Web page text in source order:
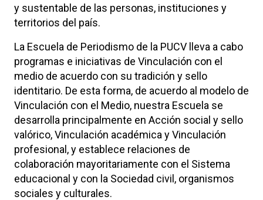
y sustentable de las personas, instituciones y
territorios del país.
La Escuela de Periodismo de la PUCV lleva a cabo
programas e iniciativas de Vinculación con el
medio de acuerdo con su tradición y sello
identitario. De esta forma, de acuerdo al modelo de
Vinculación con el Medio, nuestra Escuela se
desarrolla principalmente en Acción social y sello
valórico, Vinculación académica y Vinculación
profesional, y establece relaciones de
colaboración mayoritariamente con el Sistema
educacional y con la Sociedad civil, organismos
sociales y culturales.